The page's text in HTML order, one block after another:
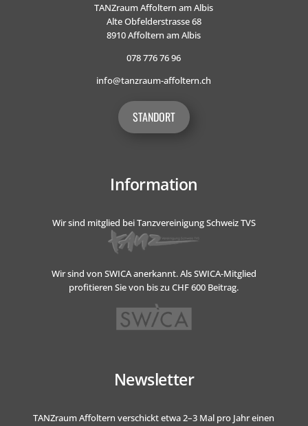
TANZraum Affoltern am Albis
Alte Obfelderstrasse 68
8910 Affoltern am Albis
078 776 76 96
info@tanzraum-affoltern.ch
STANDORT
Information
Wir sind mitglied bei Tanzvereinigung Schweiz TVS
Wir sind von SWICA anerkannt.Als SWICA-Mitglied
profitieren Sie von bis zu CHF 600 Beitrag.
Newsletter
TANZraum Affoltern verschickt etwa 2–3 Mal pro Jahr einen